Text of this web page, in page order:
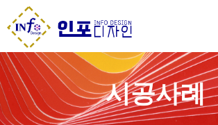
시공사례